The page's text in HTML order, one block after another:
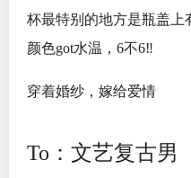
杯最特别的地方是瓶盖上
颜色got水温，6不6‼️
穿着婚纱，嫁给爱情
To：文艺复古男